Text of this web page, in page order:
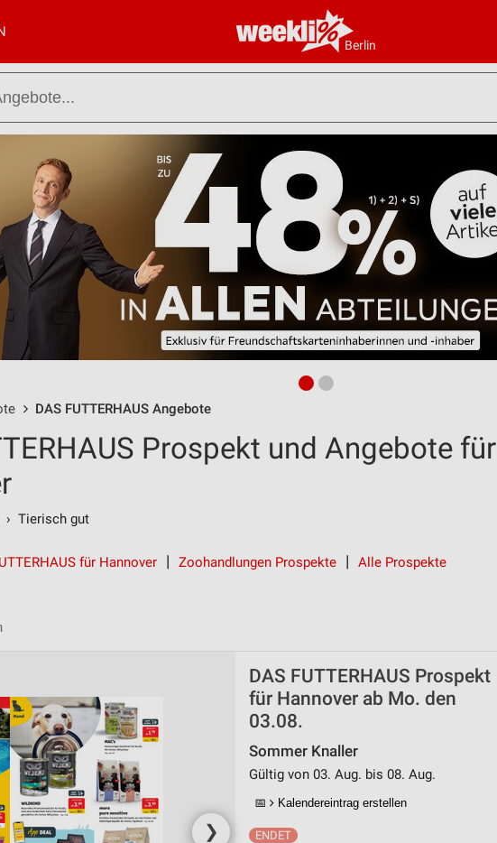
Berlin
DAS FUTTERHAUS Angebote
Prospekt und Angebote für
› Tierisch gut
für Hannover Zoohandlungen Prospekte Alle Prospekte
❯
DAS FUTTERHAUS Prospekt
für Hannover ab Mo. den
03.08.
Sommer Knaller
Gültig von 03. Aug. bis 08. Aug.
📅 Kalendereintrag erstellen